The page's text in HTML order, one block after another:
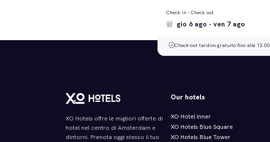
Check in - Check out
Check-out tardivo gratuito fino alle 12.00
XO Hotels offre le migliori offerte di
hotel nel centro di Amsterdam e
dintorni. Prenota oggi stesso il tuo
Our hotels
XO Hotel Inner
XO Hotels Blue Square
XO Hotels Blue Tower